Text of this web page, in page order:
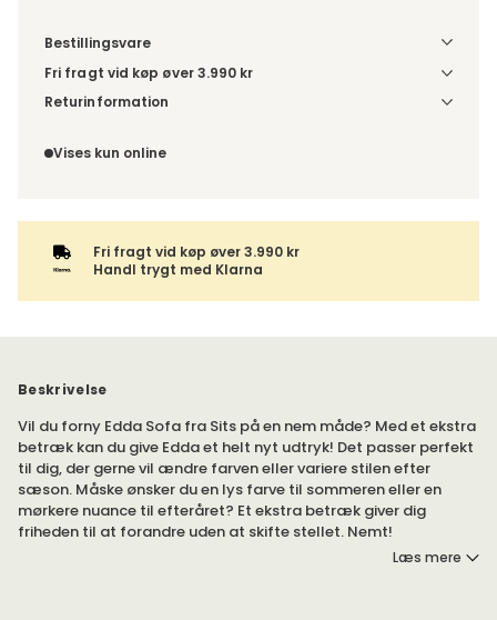
Bestillingsvare
Fri fragt vid køp øver 3.990 kr
Vælg udførelse via “Træf dine valg” for at se
Returinformation
fortrydelsesret.
Vises kun online
Fri fragt vid køp øver 3.990 kr
Handl trygt med Klarna
Beskrivelse
Vil du forny Edda Sofa fra Sits på en nem måde? Med et ekstra
betræk kan du give Edda et helt nyt udtryk! Det passer perfekt
til dig, der gerne vil ændre farven eller variere stilen efter
sæson. Måske ønsker du en lys farve til sommeren eller en
mørkere nuance til efteråret? Et ekstra betræk giver dig
friheden til at forandre uden at skifte stellet. Nemt!
Læs mere